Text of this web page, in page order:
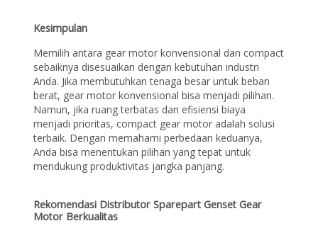
Kesimpulan
Memilih antara gear motor konvensional dan compact
sebaiknya disesuaikan dengan kebutuhan industri
Anda. Jika membutuhkan tenaga besar untuk beban
berat, gear motor konvensional bisa menjadi pilihan.
Namun, jika ruang terbatas dan efisiensi biaya
menjadi prioritas, compact gear motor adalah solusi
terbaik. Dengan memahami perbedaan keduanya,
Anda bisa menentukan pilihan yang tepat untuk
mendukung produktivitas jangka panjang.
Rekomendasi Distributor Sparepart Genset Gear
Motor Berkualitas